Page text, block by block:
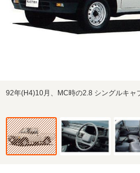
92年(H4)10月、MC時の2.8 シングルキャ